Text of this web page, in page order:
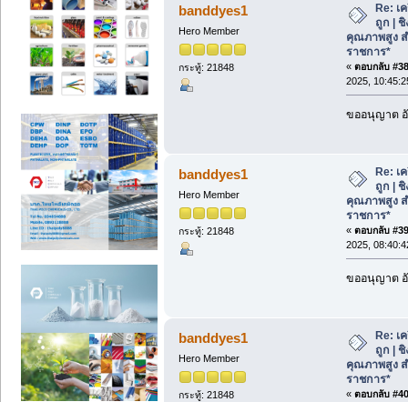
banddyes1
Hero Member
กระทู้: 21848
Re: เ
ถูก | ชิ
คุณภาพสูง ส
ราชการ*
« ตอบกลับ
2025,
ขออนุญาต
banddyes1
Hero Member
กระทู้: 21848
Re: เ
ถูก | ชิ
คุณภาพสูง ส
ราชการ*
« ตอบกลับ
2025,
ขออนุญาต
banddyes1
Hero Member
กระทู้: 21848
Re: เ
ถูก | ชิ
คุณภาพสูง ส
ราชการ*
« ตอบกลับ